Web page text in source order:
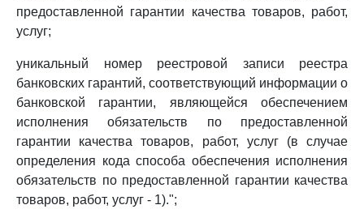
предоставленной гарантии качества товаров, работ,
услуг;
уникальный номер реестровой записи реестра
банковских гарантий, соответствующий информации о
банковской гарантии, являющейся обеспечением
исполнения обязательств по предоставленной
гарантии качества товаров, работ, услуг (в случае
определения кода способа обеспечения исполнения
обязательств по предоставленной гарантии качества
товаров, работ, услуг - 1).";